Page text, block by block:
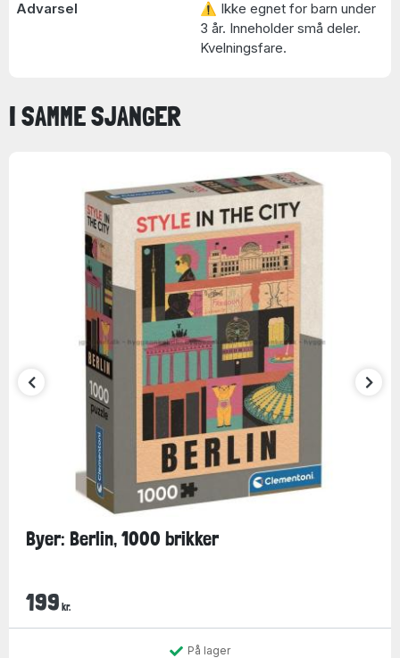
Advarsel
⚠ Ikke egnet for barn under
3 år. Inneholder små deler.
Kvelningsfare.
I SAMME SJANGER
Byer: Berlin, 1000 brikker
199 kr.
På lager